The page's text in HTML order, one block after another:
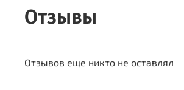
Отзывы
Отзывов еще никто не оставлял